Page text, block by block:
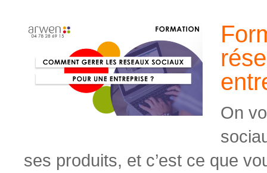
On
ses produits, et c’est ce que